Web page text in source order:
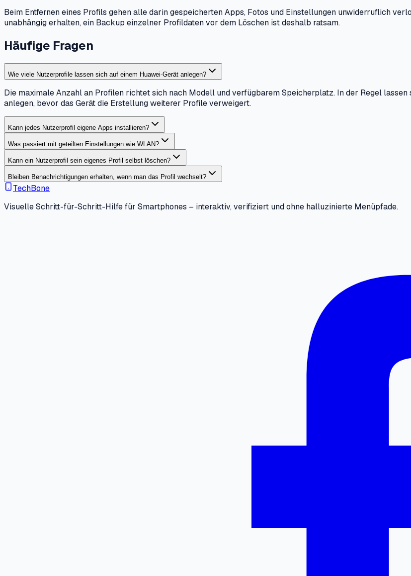
Beim Entfernen eines Profils gehen alle darin gespeicherten Apps, Fotos und Einstellungen unwiderruflich
unabhängig erhalten, ein Backup einzelner Profildaten vor dem Löschen ist deshalb ratsam.
Häufige Fragen
Wie viele Nutzerprofile lassen sich auf einem Huawei-Gerät anlegen?
Die maximale Anzahl an Profilen richtet sich nach Modell und verfügbarem Speicherplatz. In der Regel
anlegen, bevor das Gerät die Erstellung weiterer Profile verweigert.
Kann jedes Nutzerprofil eigene Apps installieren?
Was passiert mit geteilten Einstellungen wie WLAN?
Kann ein Nutzerprofil sein eigenes Profil selbst löschen?
Bleiben Benachrichtigungen erhalten, wenn man das Profil wechselt?
TechBone
Visuelle Schritt-für-Schritt-Hilfe für Smartphones – interaktiv, verifiziert und ohne halluzinierte Menüpfade.